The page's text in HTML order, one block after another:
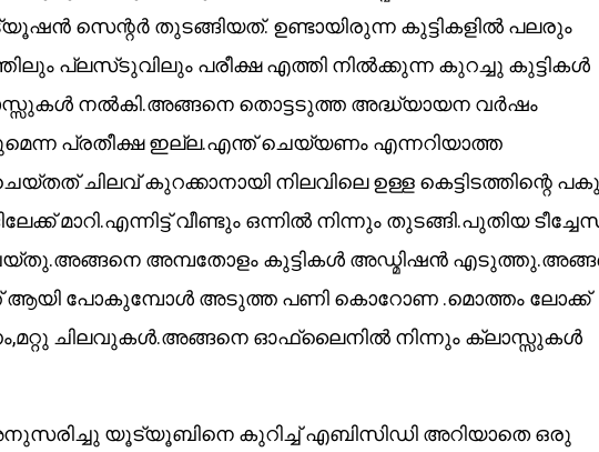
സെന്റർ തുടങ്ങിയത്. ഉണ്ടായിരുന്ന കുട്ടികളിൽ പലരും
പ്ലസ്‌ടുവിലും പരീക്ഷ എത്തി നിൽക്കുന്ന കുറച്ചു കുട്ടികൾ
നൽകി.അങ്ങനെ തൊട്ടടുത്ത അദ്ധ്യായന വർഷം
പ്രതീക്ഷ ഇല്ല.എന്ത് ചെയ്യണം എന്നറിയാത്ത
ചിലവ് കുറക്കാനായി നിലവിലെ ഉള്ള കെട്ടിടത്തിന്റെ
മാറി.എന്നിട്ട് വീണ്ടും ഒന്നിൽ നിന്നും തുടങ്ങി.പുതിയ
അമ്പതോളം കുട്ടികൾ അഡ്മിഷൻ
ആയി പോകുമ്പോൾ അടുത്ത പണി കൊറോണ .മൊത്തം ലോക്ക്
ചിലവുകൾ.അങ്ങനെ ഓഫ്‌ലൈനിൽ നിന്നും ക്ലാസ്സുകൾ
യൂട്യൂബിനെ കുറിച്ച് എബിസിഡി അറിയാതെ ഒരു